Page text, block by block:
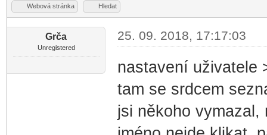
Webová stránka Hledat
Grča
Unregistered
25. 09. 2018, 17:17:03
nastavení uživatele
tam se srdcem
jsi někoho